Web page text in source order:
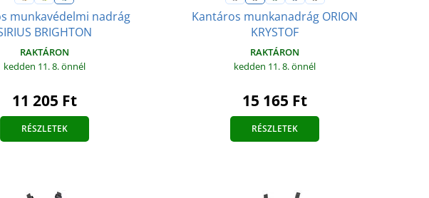
munkavédelmi nadrág
BRIGHTON
RAKTÁRON
kedden 11. 8.önnél
11 205 Ft
RÉSZLETEK
Kantáros munkanadrág ORION
KRYSTOF
RAKTÁRON
kedden 11. 8.önnél
15 165 Ft
RÉSZLETEK